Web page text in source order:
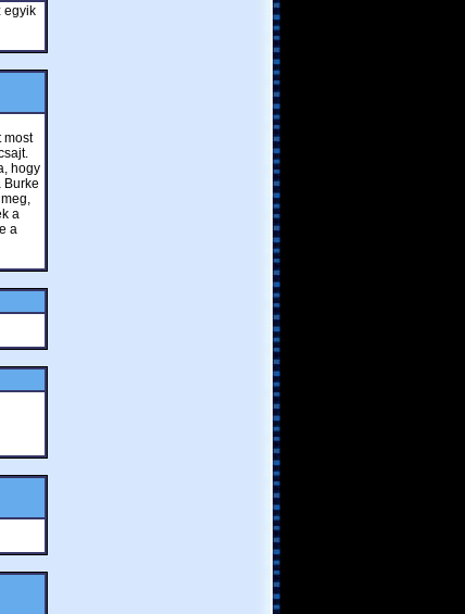
egyik
most
hogy
Burke
a
a